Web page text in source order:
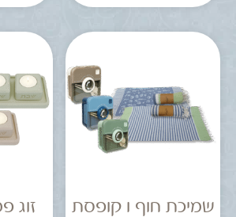
שמיכת חוף ו קופסת
זוג